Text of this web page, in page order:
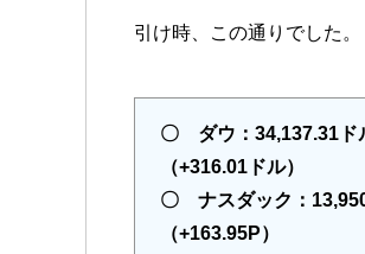
引け時、この通りでした。
〇 ダウ：34,137.31ド
（+316.01ドル）
〇 ナスダック：
（+163.95P）